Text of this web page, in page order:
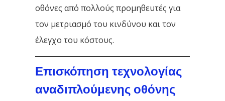
οθόνες από πολλούς προμηθευτές για
τον μετριασμό του κινδύνου και τον
έλεγχο του κόστους.
Επισκόπηση τεχνολογίας
αναδιπλούμενης οθόνης